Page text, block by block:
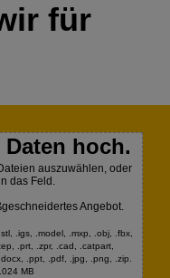
für
hoch.
auszuwählen, oder
das Feld.
Angebot.
.igs, .model, .mxp, .obj, .fbx,
.prt, .zpr, .cad, .catpart,
.ppt, .pdf, .jpg, .png, .zip.
MB